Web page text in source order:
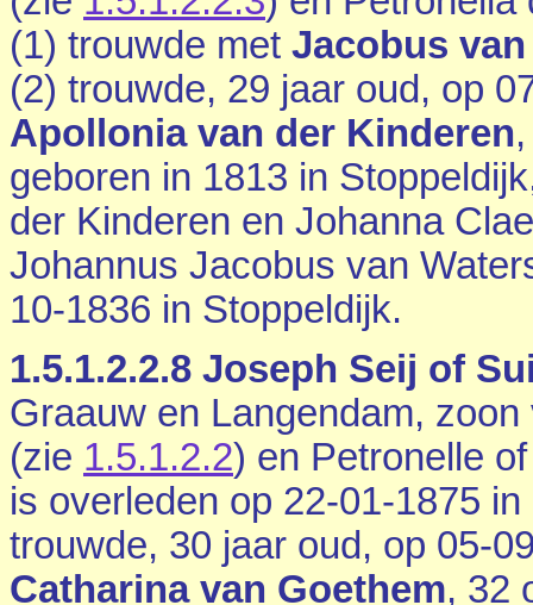
(1) trouwde met Jacobus
(2) trouwde, 29 jaar oud, op
Apollonia van der Kinderen
geboren in 1813 in Stoppeldijk
der Kinderen en Johanna
Johannus Jacobus van
10-1836 in Stoppeldijk.
1.5.1.2.2.8 Joseph Seij of
Graauw en Langendam, zoon
(zie 1.5.1.2.2) en Petronelle
is overleden op 22-01-1875 in
trouwde, 30 jaar oud, op 05-
Catharina van Goethem, 32